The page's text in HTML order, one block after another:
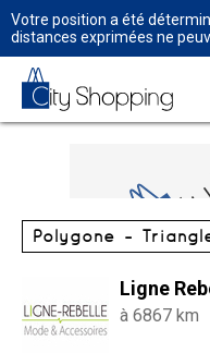
Votre position a été
distances exprimées ne
Polygone -
Ligne
à 6867 km